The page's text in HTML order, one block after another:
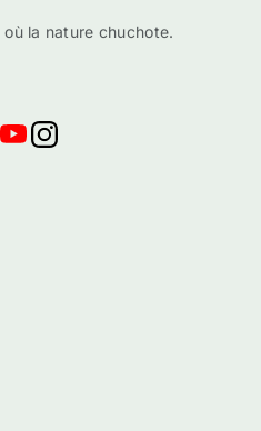
où la nature chuchote.